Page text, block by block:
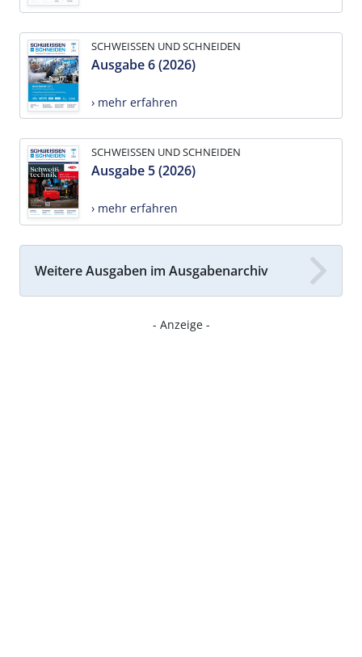
SCHWEISSEN UND SCHNEIDEN
Ausgabe 6 (2026)
› mehr erfahren
SCHWEISSEN UND SCHNEIDEN
Ausgabe 5 (2026)
› mehr erfahren
Weitere Ausgaben im Ausgabenarchiv
- Anzeige -